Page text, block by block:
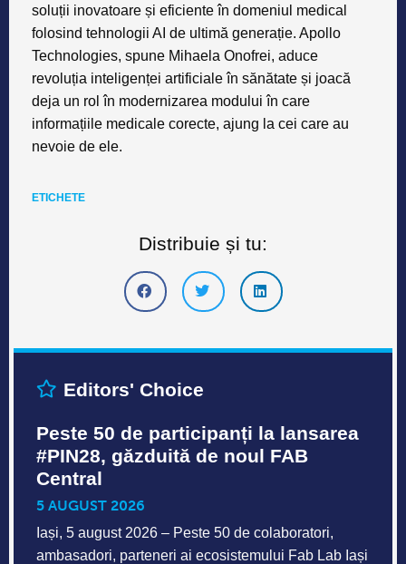
soluții inovatoare și eficiente în domeniul medical
folosind tehnologii AI de ultimă generație. Apollo
Technologies, spune Mihaela Onofrei, aduce
revoluția inteligenței artificiale în sănătate și joacă
deja un rol în modernizarea modului în care
informațiile medicale corecte, ajung la cei care au
nevoie de ele.
ETICHETE
Distribuie și tu:
Editors' Choice
Peste 50 de participanți la lansarea
#PIN28, găzduită de noul FAB
Central
5 AUGUST 2026
Iași, 5 august 2026 – Peste 50 de colaboratori,
ambasadori, parteneri ai ecosistemului Fab Lab Iași